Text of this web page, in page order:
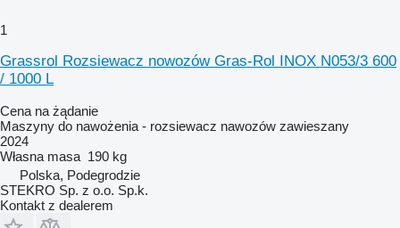
1
Grassrol Rozsiewacz nowozów Gras-Rol INOX N053/3 600
/ 1000 L
Cena na żądanie
Maszyny do nawożenia - rozsiewacz nawozów zawieszany
2024
Własna masa 190 kg
Polska, Podegrodzie
STEKRO Sp. z o.o. Sp.k.
Kontakt z dealerem